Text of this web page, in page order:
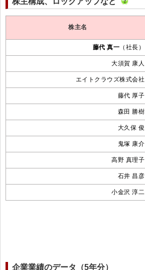
株主名
藤代 真一 （社長）
大須賀 康人
エイトクラウズ株式会社
藤代 厚子
森田 勝樹
大久保 俊
鬼塚 康介
高野 真理子
石井 昌彦
小金沢 淳二
企業業績のデータ（5年分）